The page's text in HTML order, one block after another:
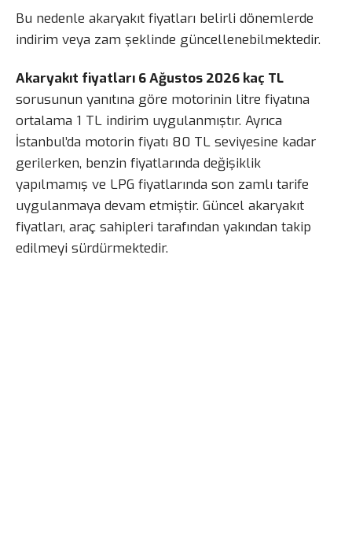
Bu nedenle akaryakıt fiyatları belirli dönemlerde
indirim veya zam şeklinde güncellenebilmektedir.
Akaryakıt fiyatları 6 Ağustos 2026 kaç TL
sorusunun yanıtına göre motorinin litre fiyatına
ortalama 1 TL indirim uygulanmıştır. Ayrıca
İstanbul’da motorin fiyatı 80 TL seviyesine kadar
gerilerken, benzin fiyatlarında değişiklik
yapılmamış ve LPG fiyatlarında son zamlı tarife
uygulanmaya devam etmiştir. Güncel akaryakıt
fiyatları, araç sahipleri tarafından yakından takip
edilmeyi sürdürmektedir.